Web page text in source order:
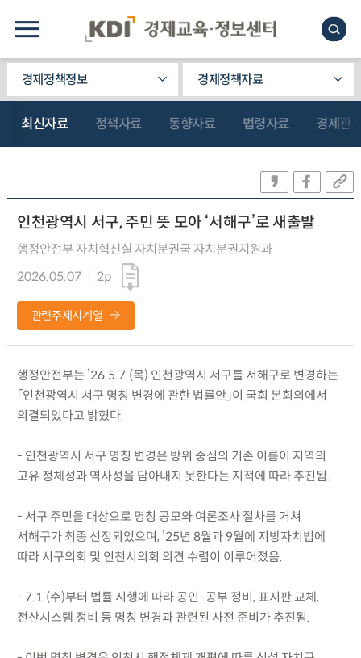
경제정책정보 경제정책자료
최신자료 정책자료 동향자료 법령자료 경제관
인천광역시 서구, 주민 뜻 모아 ‘서해구’로 새출발
행정안전부 자치혁신실 자치분권국 자치분권지원과
2026.05.07
2p
관련주제시계열
행정안전부는 ’26.5.7.(목) 인천광역시 서구를 서해구로 변경하는
「인천광역시 서구 명칭 변경에 관한 법률안」이 국회 본회의에서
의결되었다고 밝혔다.
- 인천광역시 서구 명칭 변경은 방위 중심의 기존 이름이 지역의
고유 정체성과 역사성을 담아내지 못한다는 지적에 따라 추진됨.
- 서구 주민을 대상으로 명칭 공모와 여론조사 절차를 거쳐
서해구가 최종 선정되었으며, ’25년 8월과 9월에 지방자치법에
따라 서구의회 및 인천시의회 의견 수렴이 이루어졌음.
- 7.1.(수)부터 법률 시행에 따라 공인·공부 정비, 표지판 교체,
전산시스템 정비 등 명칭 변경과 관련된 사전 준비가 추진됨.